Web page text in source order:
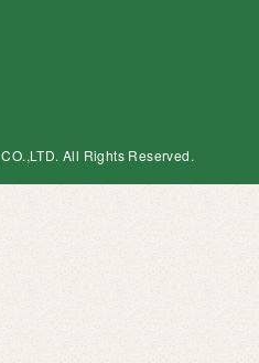
CO.,LTD. All Rights Reserved.